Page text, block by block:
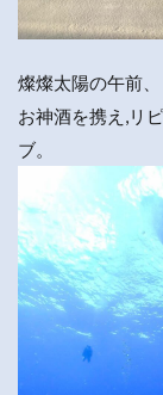
燦燦太陽の午前、
お神酒を携え,リ
ブ。